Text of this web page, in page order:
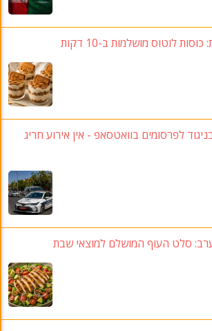
לוטוס מושלמות ב-10 דקות
לפרסומים בוואטסאפ - אין אירוע חריג